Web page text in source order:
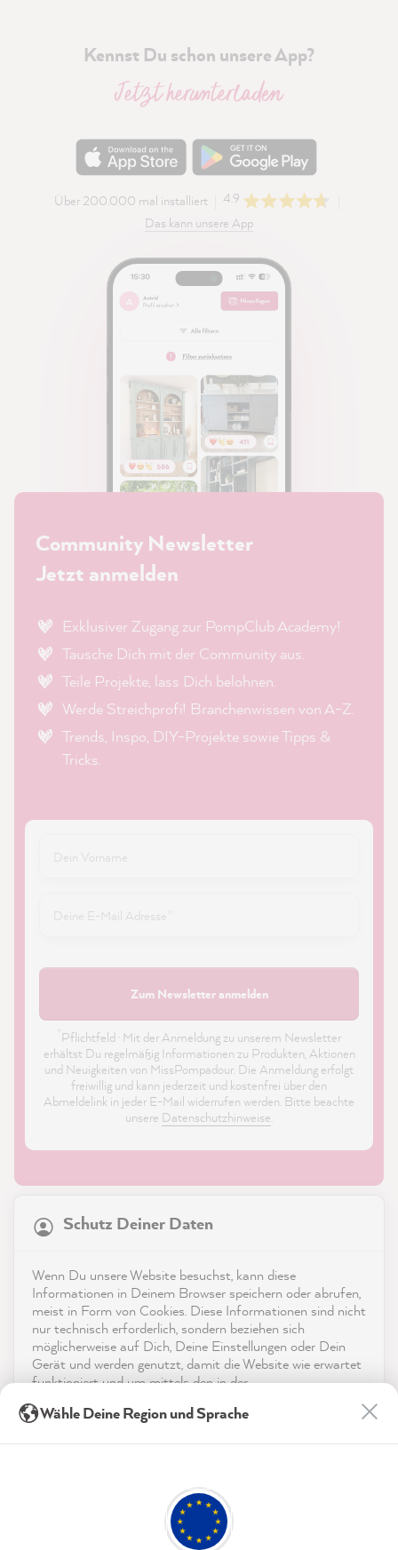
Kennst Du schon unsere App?
Jetzt herunterladen
Über 200.000 mal installiert
4.9
Das kann unsere App
Community Newsletter
Jetzt anmelden
Exklusiver Zugang zur PompClub Academy!
Tausche Dich mit der Community aus.
Teile Projekte, lass Dich belohnen.
Werde Streichprofi! Branchenwissen von A-Z.
Trends, Inspo, DIY-Projekte sowie Tipps &
Tricks.
Zum Newsletter anmelden
Pflichtfeld · Mit der Anmeldung zu unserem Newsletter
erhältst Du regelmäßig Informationen zu Produkten, Aktionen
und Neuigkeiten von MissPompadour. Die Anmeldung erfolgt
freiwillig und kann jederzeit und kostenfrei über den
Abmeldelink in jeder E-Mail widerrufen werden. Bitte beachte
unsere Datenschutzhinweise.
Service
Kontakt
Schutz Deiner Daten
Wenn Du unsere Website besuchst, kann diese
Informationen in Deinem Browser speichern oder abrufen,
meist in Form von Cookies. Diese Informationen sind nicht
nur technisch erforderlich, sondern beziehen sich
möglicherweise auf Dich, Deine Einstellungen oder Dein
Gerät und werden genutzt, damit die Website wie erwartet
funktioniert und um mittels den in der
der Webseite für deren Optimierung zu analysieren sowie
(jederzeit widerruflich) diesen Datenverarbeitungen
21.863Bewertungen
reviews-io
Verifizierter Kunde
Die Farben sind wie immer leicht auftragbar
Teilen
Wähle Deine Region und Sprache